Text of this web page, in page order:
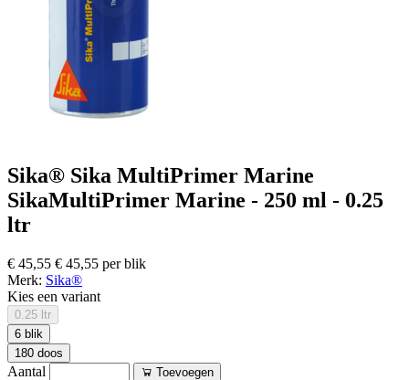
Sika® Sika MultiPrimer Marine
SikaMultiPrimer Marine - 250 ml - 0.25
ltr
€ 45,55 € 45,55 per blik
Merk: Sika®
Kies een variant
0.25 ltr
6 blik
180 doos
Aantal Toevoegen